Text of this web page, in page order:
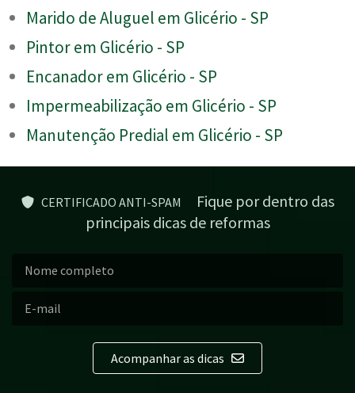
Marido de Aluguel em Glicério - SP
Pintor em Glicério - SP
Encanador em Glicério - SP
Impermeabilização em Glicério - SP
Manutenção Predial em Glicério - SP
CERTIFICADO ANTI-SPAM
Fique por dentro das
principais dicas de reformas
Acompanhar as dicas